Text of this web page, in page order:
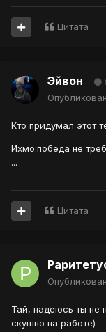
Цитата
Эйвон
Кто придумал этот
Ихмо:победа не
...
Цитата
Тай, надеюсь ты не
скушно на работе)